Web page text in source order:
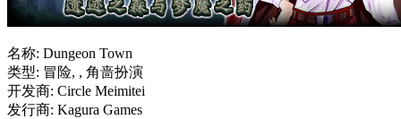
名称: Dungeon Town
类型: 冒险, , 角啬扮演
开发商: Circle Meimitei
发行商: Kagura Games